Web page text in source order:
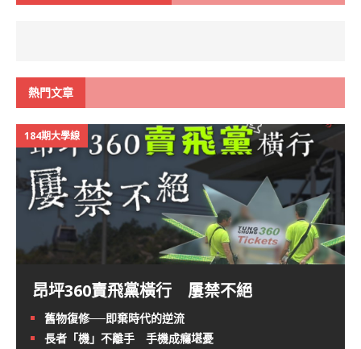
熱門文章
184期大學線
昂坪360賣飛黨橫行 屢禁不絕
舊物復修──即棄時代的逆流
長者「機」不離手 手機成癮堪憂